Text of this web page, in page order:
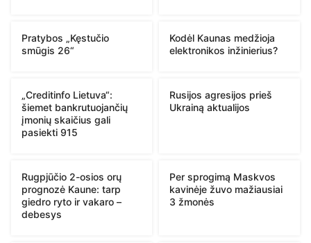
Pratybos „Kęstučio
smūgis 26“
Kodėl Kaunas medžioja
elektronikos inžinierius?
„Creditinfo Lietuva“:
šiemet bankrutuojančių
įmonių skaičius gali
pasiekti 915
Rusijos agresijos prieš
Ukrainą aktualijos
Rugpjūčio 2-osios orų
prognozė Kaune: tarp
giedro ryto ir vakaro –
debesys
Per sprogimą Maskvos
kavinėje žuvo mažiausiai
3 žmonės